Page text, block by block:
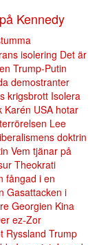
Kennedy
isolering Det är
Trump-Putin
demostranter
krigsbrott Isolera
Karén USA hotar
Lee
doktrin
Vem tjänar på
Theokrati
fångad i en
Gasattacken i
Georgien Kina
ez-Zor
Ryssland Trump